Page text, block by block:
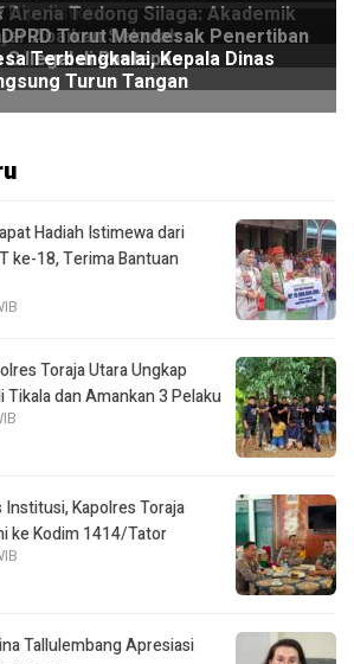
Hadiah Istimewa dari
ke-18, Terima Bantuan
Toraja Utara Ungkap
dan Amankan 3 Pelaku
Kapolres Toraja
ke Kodim 1414/Tator
Tallulembang Apresiasi